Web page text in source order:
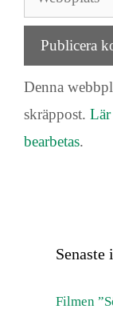
Denna
skräppost.
bearbetas.
Senaste
Filmen